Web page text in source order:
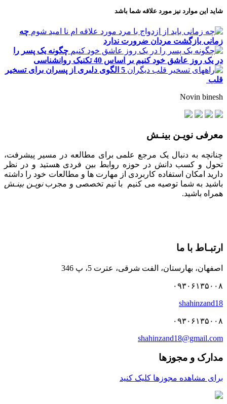
شاید این موارد نیز مورد علاقه شما باشد
چه
زمانی بازگشت مردان ضرورت ندارد
چگونه یک پسر را
در یک روز عاشق خود کنیم بر اساس 40 تکنیک روانشناسی
5 الگوی دلبری از پسران برای تسخیر
قلب
Novin binesh
معرفی نویـن بینـش
چنانچه به دنبال یک مرجع علمی برای مطالعه در مسیر پیشرفت،
تحول و کسب دانش در حوزه روابط بین فردی هستید و در نظر
دارید امکان استفاده کاربردی از مهارت ها و مطالعات خود را داشته
باشید به شما توصیه می کنیم با تیم تخصصی و مجربنویـن بینـش
همراه باشید.
ارتبـاط با ما
اصفهان، بهارستان، الفت شرقی، عترت 5، پ 346
۰۹۳۰۶۱۳۵۰۰۸
shahinzand18
۰۹۳۰۶۱۳۵۰۰۸
shahinzand18@gmail.com
مدارک و مجوزها
برای مشاهده مجوزها کلیک کنید